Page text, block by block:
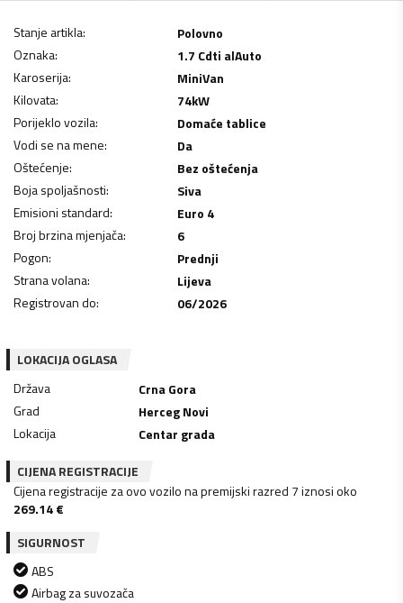
Stanje artikla:
Polovno
Oznaka:
1.7 Cdti alAuto
Karoserija:
MiniVan
Kilovata: 74kW
Porijeklo vozila:
Domaće tablice
Vodi se na mene:
Da
Oštećenje:
Bez oštećenja
Boja spoljašnosti:
Siva
Emisioni standard:
Euro 4
Broj brzina mjenjača:
6
Pogon:
Prednji
Strana volana:
Lijeva
Registrovan do: 06/2026
LOKACIJA OGLASA
Država
Crna Gora
Grad
Herceg Novi
Lokacija
Centar grada
CIJENA REGISTRACIJE
Cijena registracije za ovo vozilo na premijski razred 7 iznosi oko
269.14€
SIGURNOST
ABS
Airbag za suvozača